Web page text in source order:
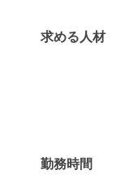
求める人材
勤務時間